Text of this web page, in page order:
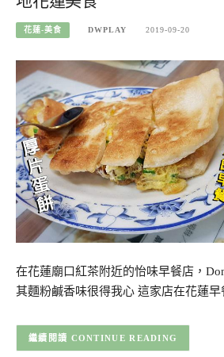
花蓮-美食 DWPLAY 2019-09-20
在花蓮廟口紅茶附近的怡味早餐店，
其麵粉鹹香味很得我心 這家店在花蓮
CONTINUE READING